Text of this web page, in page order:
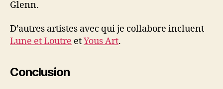
Glenn.
D’autres artistes avec qui je collabore incluent
Lune et Loutre etYous Art.
Conclusion